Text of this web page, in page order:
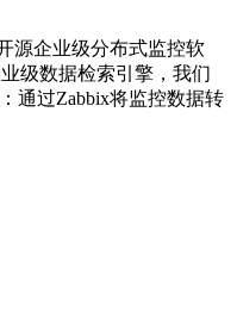
源企业级分布式监控软
级数据检索引擎，我们
通过Zabbix将监控数据转